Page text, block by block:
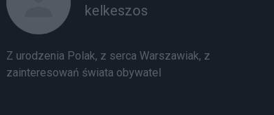
kelkeszos
Z urodzenia Polak, z serca Warszawiak, z
zainteresowań świata obywatel